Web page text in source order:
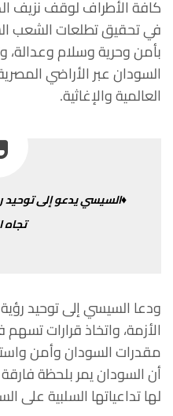
كافةالأطرافلوقفنزيف
فيتحقيقتطلعاتالشعب
بأمنوحريةوسلاموعدالة،
السودانعبرالأراضي
العالميةوالإغاثية.
♦السيسييدعوإلىتوحيد
تجاه
ودعا السيسيإلىتوحيدرؤية
الأزمة،واتخاذقراراتتسهم
مقدراتالسودانوأمن
أنالسودانيمربلحظةفارقة
لهاتداعياتها السلبيةعلى